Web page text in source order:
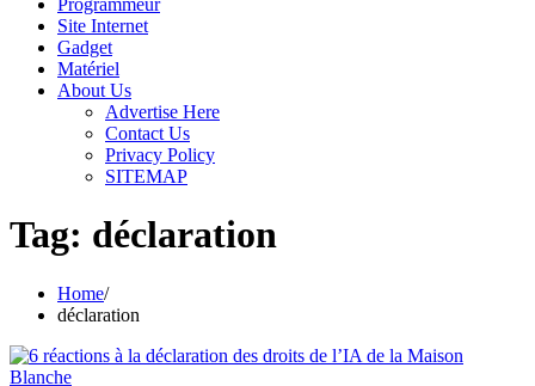
Programmeur
Site Internet
Gadget
Matériel
About Us
Advertise Here
Contact Us
Privacy Policy
SITEMAP
Tag: déclaration
Home
déclaration